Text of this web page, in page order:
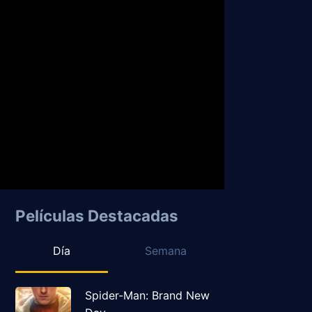
Películas Destacadas
Día Semana
Spider-Man: Brand New